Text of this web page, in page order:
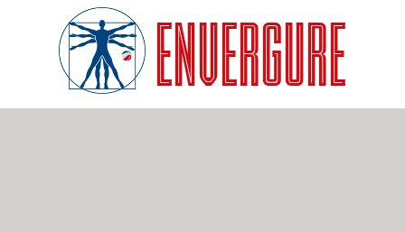
ENVERGURE